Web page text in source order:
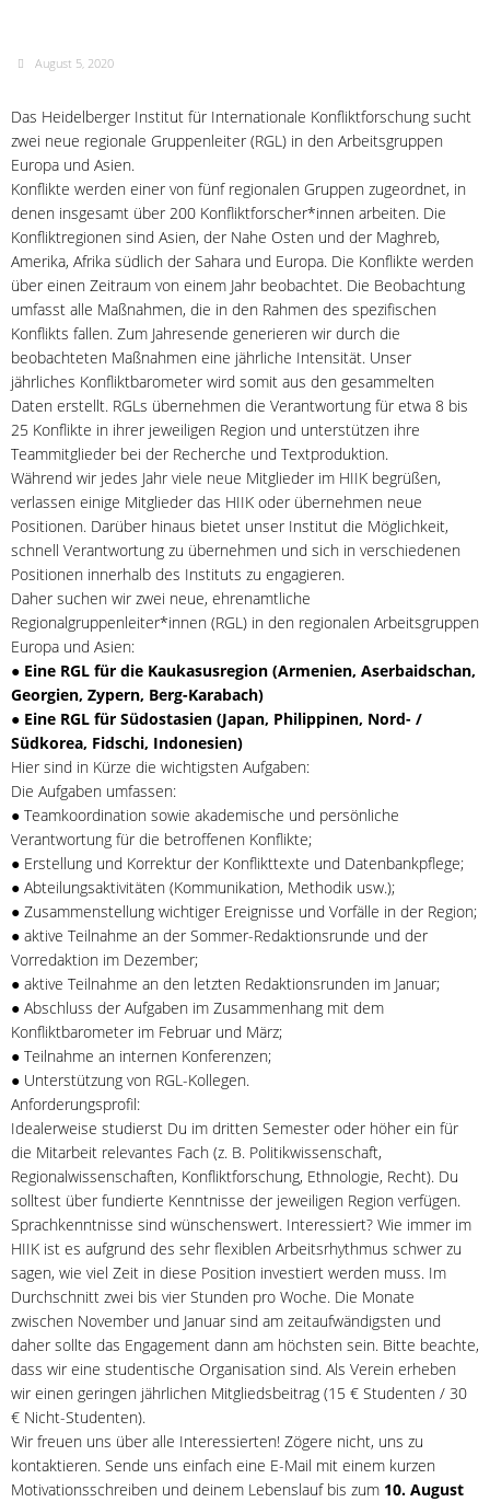
August 5, 2020
Das Heidelberger Institut für Internationale Konfliktforschung sucht
zwei neue regionale Gruppenleiter (RGL) in den Arbeitsgruppen
Europa und Asien.
Konflikte werden einer von fünf regionalen Gruppen zugeordnet, in
denen insgesamt über 200 Konfliktforscher*innen arbeiten. Die
Konfliktregionen sind Asien, der Nahe Osten und der Maghreb,
Amerika, Afrika südlich der Sahara und Europa. Die Konflikte werden
über einen Zeitraum von einem Jahr beobachtet. Die Beobachtung
umfasst alle Maßnahmen, die in den Rahmen des spezifischen
Konflikts fallen. Zum Jahresende generieren wir durch die
beobachteten Maßnahmen eine jährliche Intensität. Unser
jährliches Konfliktbarometer wird somit aus den gesammelten
Daten erstellt. RGLs übernehmen die Verantwortung für etwa 8 bis
25 Konflikte in ihrer jeweiligen Region und unterstützen ihre
Teammitglieder bei der Recherche und Textproduktion.
Während wir jedes Jahr viele neue Mitglieder im HIIK begrüßen,
verlassen einige Mitglieder das HIIK oder übernehmen neue
Positionen. Darüber hinaus bietet unser Institut die Möglichkeit,
schnell Verantwortung zu übernehmen und sich in verschiedenen
Positionen innerhalb des Instituts zu engagieren.
Daher suchen wir zwei neue, ehrenamtliche
Regionalgruppenleiter*innen (RGL) in den regionalen Arbeitsgruppen
Europa und Asien:
● Eine RGL für die Kaukasusregion (Armenien, Aserbaidschan,
Georgien, Zypern, Berg-Karabach)
● Eine RGL für Südostasien (Japan, Philippinen, Nord- /
Südkorea, Fidschi, Indonesien)
Hier sind in Kürze die wichtigsten Aufgaben:
Die Aufgaben umfassen:
● Teamkoordination sowie akademische und persönliche
Verantwortung für die betroffenen Konflikte;
● Erstellung und Korrektur der Konflikttexte und Datenbankpflege;
● Abteilungsaktivitäten (Kommunikation, Methodik usw.);
● Zusammenstellung wichtiger Ereignisse und Vorfälle in der Region;
● aktive Teilnahme an der Sommer-Redaktionsrunde und der
Vorredaktion im Dezember;
● aktive Teilnahme an den letzten Redaktionsrunden im Januar;
● Abschluss der Aufgaben im Zusammenhang mit dem
Konfliktbarometer im Februar und März;
● Teilnahme an internen Konferenzen;
● Unterstützung von RGL-Kollegen.
Anforderungsprofil:
Idealerweise studierst Du im dritten Semester oder höher ein für
die Mitarbeit relevantes Fach (z. B. Politikwissenschaft,
Regionalwissenschaften, Konfliktforschung, Ethnologie, Recht). Du
solltest über fundierte Kenntnisse der jeweiligen Region verfügen.
Sprachkenntnisse sind wünschenswert. Interessiert? Wie immer im
HIIK ist es aufgrund des sehr flexiblen Arbeitsrhythmus schwer zu
sagen, wie viel Zeit in diese Position investiert werden muss. Im
Durchschnitt zwei bis vier Stunden pro Woche. Die Monate
zwischen November und Januar sind am zeitaufwändigsten und
daher sollte das Engagement dann am höchsten sein. Bitte beachte,
dass wir eine studentische Organisation sind. Als Verein erheben
wir einen geringen jährlichen Mitgliedsbeitrag (15 € Studenten / 30
€ Nicht-Studenten).
Wir freuen uns über alle Interessierten! Zögere nicht, uns zu
kontaktieren. Sende uns einfach eine E-Mail mit einem kurzen
Motivationsschreiben und deinem Lebenslauf bis zum 10. August